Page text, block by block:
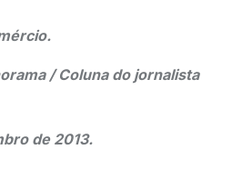
/ Coluna do jornalista
de 2013.